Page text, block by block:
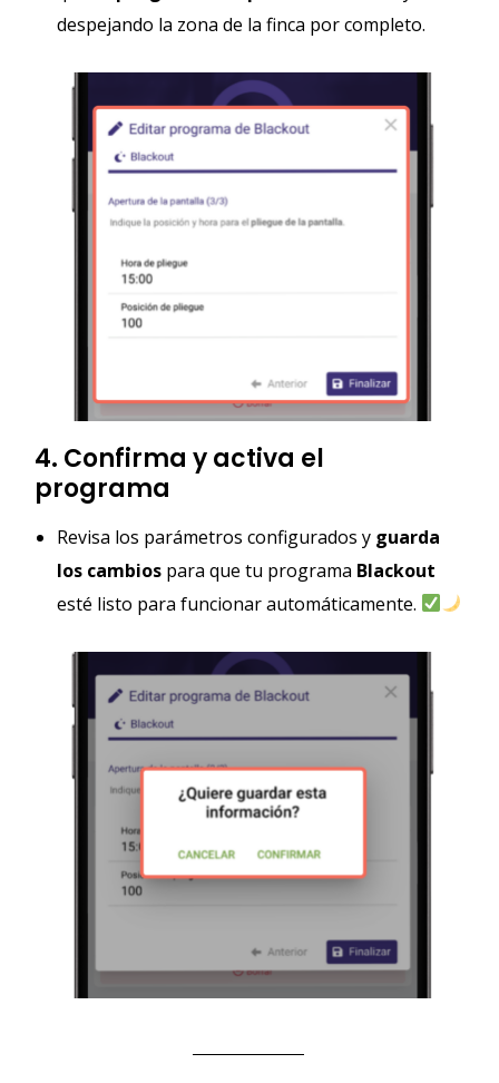
despejando la zona de la finca por completo.
4. Confirma y activa el
programa
Revisa los parámetros configurados y guarda
los cambios para que tu programa Blackout
esté listo para funcionar automáticamente.